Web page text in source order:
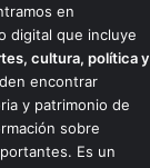
en
digital que incluye
cultura, política y
encontrar
y patrimonio de
sobre
Es un